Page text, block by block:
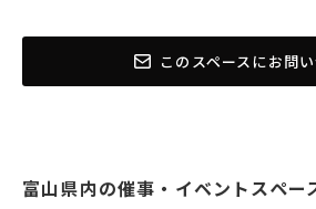
このスペースにお問
富山県内の催事・イベントスペー